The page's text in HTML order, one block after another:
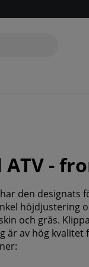
-
den designats
höjdjustering
och gräs.
är av hög